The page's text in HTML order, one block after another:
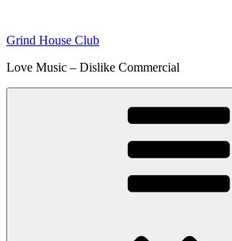
content
Grind House Club
Love Music – Dislike Commercial